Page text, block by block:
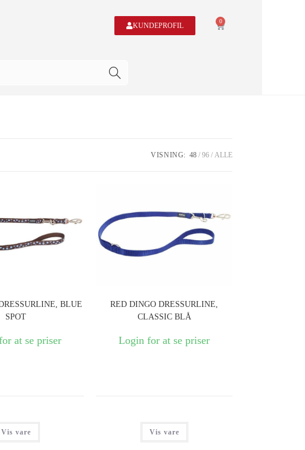
KUNDEPROFIL 0
VISNING: 48 96 ALLE
BLUE
SPOT
at se priser
Vis vare
RED DINGO DRESSURLINE,
CLASSIC BLÅ
Login for at se priser
Vis vare